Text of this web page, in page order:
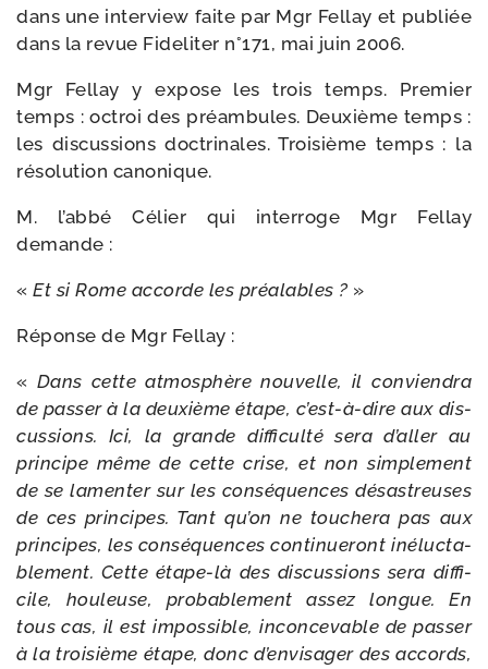
dans une inter­view faite par Mgr Fellay et publiée
dans la revue Fideliter n°171, mai juin 2006.
Mgr Fellay y expose les trois temps. Premier
temps : octroi des pré­am­bules. Deuxième temps :
les dis­cus­sions doc­tri­nales. Troisième temps : la
réso­lu­tion canonique.
M. l’abbé Célier qui inter­roge Mgr Fellay
demande :
« Et si Rome accorde les préa­lables ? »
Réponse de Mgr Fellay :
« Dans cette atmo­sphère nou­velle, il convien­dra
de pas­ser à la deuxième étape, c’est-à-dire aux dis­
cus­sions. Ici, la grande dif­fi­cul­té sera d’aller au
prin­cipe même de cette crise, et non sim­ple­ment
de se lamen­ter sur les consé­quences désas­treuses
de ces prin­cipes. Tant qu’on ne tou­che­ra pas aux
prin­cipes, les consé­quences conti­nue­ront iné­luc­ta­
ble­ment. Cette étape-​là des dis­cus­sions sera dif­fi­
cile, hou­leuse, pro­ba­ble­ment assez longue. En
tous cas, il est impos­sible, incon­ce­vable de pas­ser
à la troi­sième étape, donc d’envisager des accords,